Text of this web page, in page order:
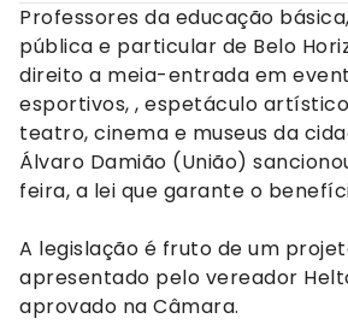
Professores da educação
pública e particular de Belo
direito a meia-entrada em
esportivos, , espetáculo
teatro, cinema e museus da
Álvaro Damião (União)
feira, a lei que garante o
A legislação é fruto de um
apresentado pelo vereador
aprovado na Câmara.